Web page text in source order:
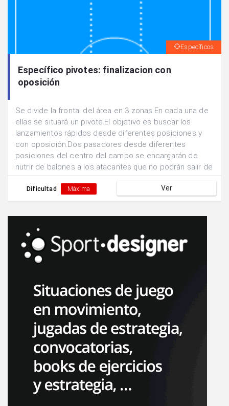
Específicos
Específico pivotes: finalizacion con
oposición
Se divide la frontal del área en 3 zonas.En cada una de
ellas se situará un pivote.El objetivo es buscar los
lanzamientos rápidos desde diferentes posiciones y
con oposición.Dos pasadores desde diferentes
posiciones del centro del campo se encargarán de
nutrir de balones a los atacantes que no podrán salir de
desplazarse líbremente para abortar la acción
ofensiva.Los atacantes tienen posibilidad de combinar
Dificultad Máxima Ver